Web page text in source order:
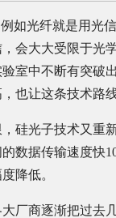
如光纤就是用光
会大大受限于光
室中不断有突破
也让这条技术路
硅光子技术又重
数据传输速度快
降低。
厂商逐渐把过去